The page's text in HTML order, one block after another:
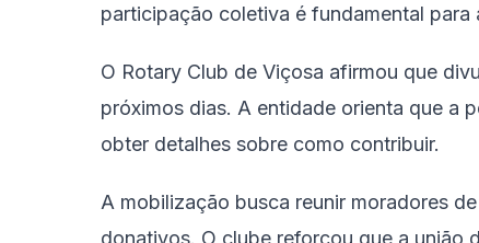
participação coletiva é fundamental para
O Rotary Club de Viçosa afirmou que
próximos dias. A entidade orienta que a
obter detalhes sobre como contribuir.
A mobilização busca reunir moradores
donativos. O clube reforçou que a união